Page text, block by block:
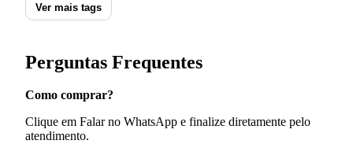
Ver mais tags
Perguntas Frequentes
Como comprar?
Clique em Falar no WhatsApp e finalize diretamente pelo
atendimento.